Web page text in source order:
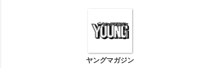
ヤングマガジン